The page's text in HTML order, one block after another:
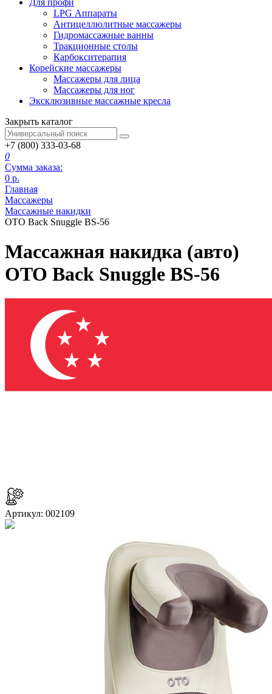
LPG Аппараты
Антицеллюлитные массажеры
Гидромассажные ванны
Тракционные столы
Карбокситерапия
Корейские массажеры
Массажеры для лица
Массажеры для ног
Эксклюзивные массажные кресла
Закрыть каталог
+7 (800) 333-03-68
0
Сумма заказа:
0 р.
Главная
Массажеры
Массажные накидки
OTO Back Snuggle BS-56
Массажная накидка (авто)
OTO Back Snuggle BS-56
Артикул: 002109